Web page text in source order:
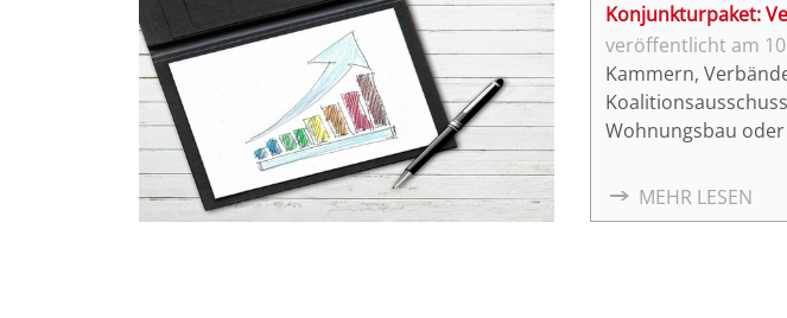
Konjunkturpaket:
Kammern,
Wohnungsbau
MEHR LESEN